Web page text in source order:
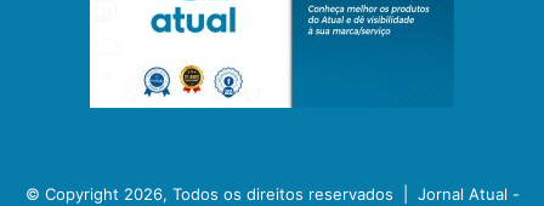
© Copyright 2026, Todos os direitos reservados | Jornal Atual -